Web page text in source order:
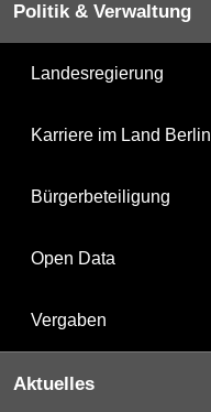
Politik & Verwaltung
Landesregierung
Karriere im Land Berlin
Bürgerbeteiligung
Open Data
Vergaben
Aktuelles